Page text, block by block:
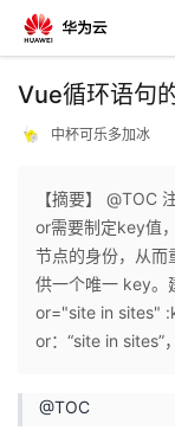
返
个
人
主
我
的
Vue循环语句
中杯可乐多加冰
【摘要】 @TOC
or需要制定key值
节点的身份，从而
供一个唯一 key
or="site in sites"
or：“site in sites”
@TOC